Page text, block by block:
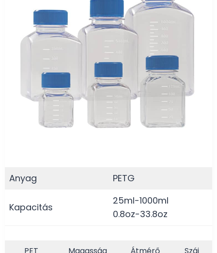
Anyag PETG
Kapacitás
25ml-1000ml
0.8oz-33.8oz